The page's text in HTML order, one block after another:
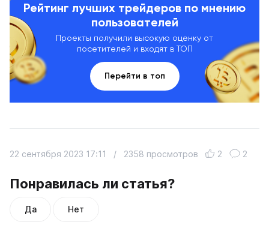
Рейтинг лучших трейдеров по мнению
пользователей
Проекты получили высокую оценку от
посетителей и входят в ТОП
Перейти в топ
Понравилась ли статья?
Да Нет
22 сентября 2023 17:11 / 2358 просмотров 2 2